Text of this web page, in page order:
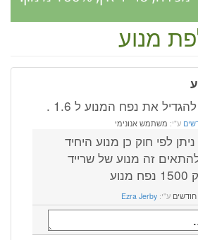
מנוע
את נפח המנוע ל 1.6 .
ע"י: משתמש אנונימי
לפי חוק כן מנוע היחיד
זה מנוע של שרייד
ע"י: Ezra Jerby